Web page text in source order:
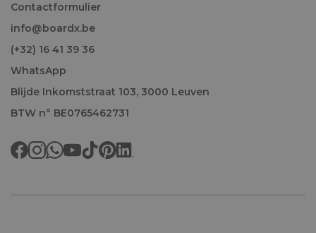
Contactformulier
info@boardx.be
(+32) 16 41 39 36
WhatsApp
Blijde Inkomststraat 103, 3000 Leuven
BTW n° BE0765462731